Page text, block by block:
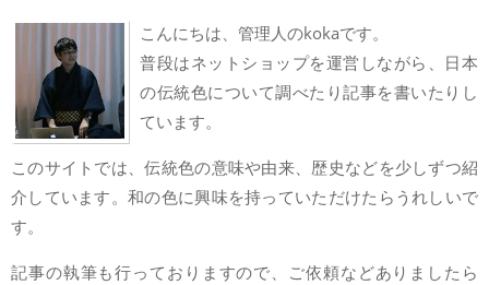
こんにちは、管理人のkokaです。
普段はネットショップを運営しながら、日本
の伝統色について調べたり記事を書いたりし
ています。
このサイトでは、伝統色の意味や由来、歴史などを少しずつ紹
介しています。和の色に興味を持っていただけたらうれしいで
す。
記事の執筆も行っておりますので、ご依頼などありましたら